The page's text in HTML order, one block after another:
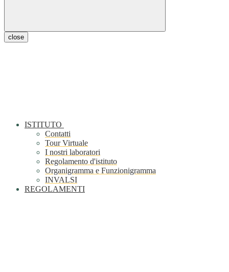
close
ISTITUTO
Contatti
Tour Virtuale
I nostri laboratori
Regolamento d'istituto
Organigramma e Funzionigramma
INVALSI
REGOLAMENTI